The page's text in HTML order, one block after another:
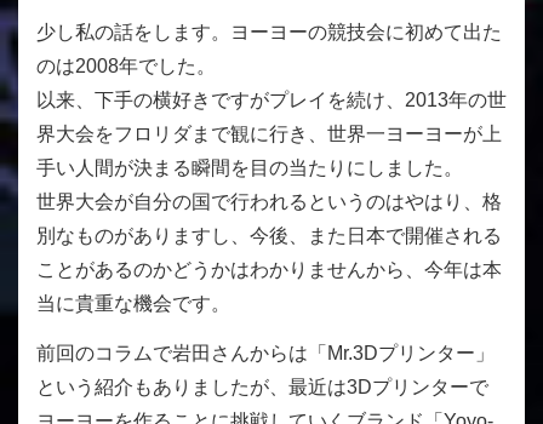
少し私の話をします。ヨーヨーの競技会に初めて出た
のは2008年でした。
以来、下手の横好きですがプレイを続け、2013年の世
界大会をフロリダまで観に行き、世界一ヨーヨーが上
手い人間が決まる瞬間を目の当たりにしました。
世界大会が自分の国で行われるというのはやはり、格
別なものがありますし、今後、また日本で開催される
ことがあるのかどうかはわかりませんから、今年は本
当に貴重な機会です。
前回のコラムで岩田さんからは「Mr.3Dプリンター」
という紹介もありましたが、最近は3Dプリンターで